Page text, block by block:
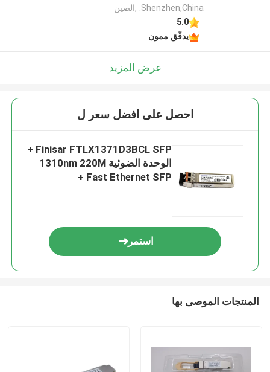
Shenzhen,China. ,الصين
5.0
يدقّق ممون
عرض المزيد
احصل على افضل سعر ل
Finisar FTLX1371D3BCL SFP +
الوحدة الضوئية 1310nm 220M
Fast Ethernet SFP +
استمر
المنتجات الموصى بها